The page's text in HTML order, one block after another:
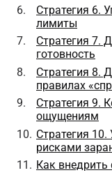
Стратегия 6.
лимиты
Стратегия 7.
готовность
Стратегия 8.
правилах
Стратегия 9.
ощущениям
Стратегия
рисками
Как внедрить